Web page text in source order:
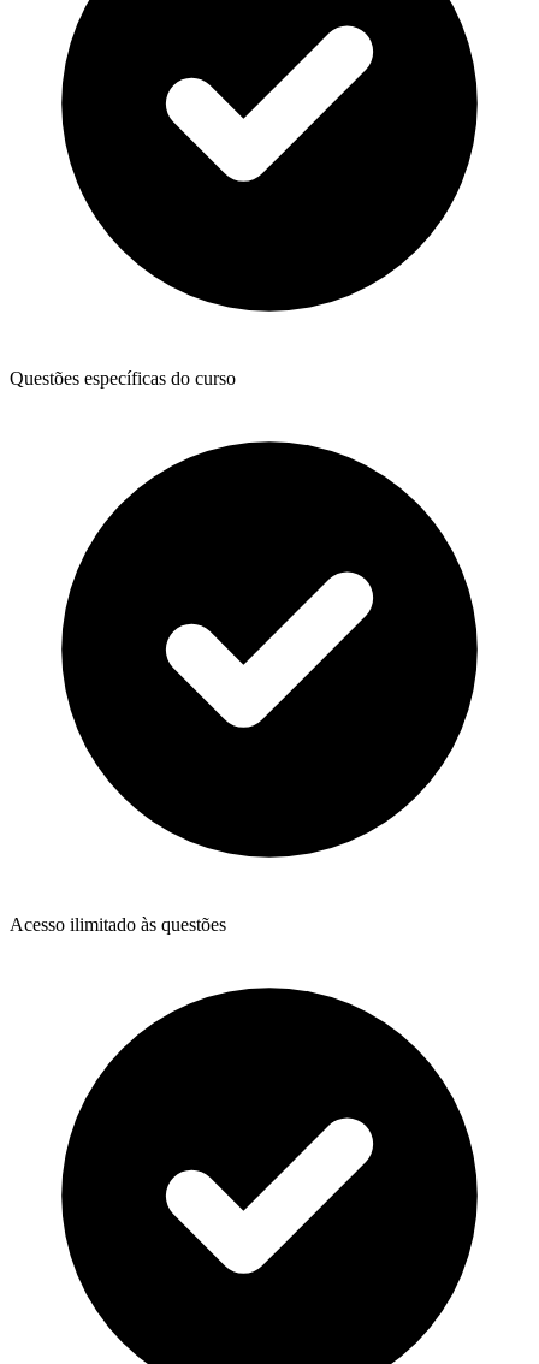
Questões específicas do curso
Acesso ilimitado às questões